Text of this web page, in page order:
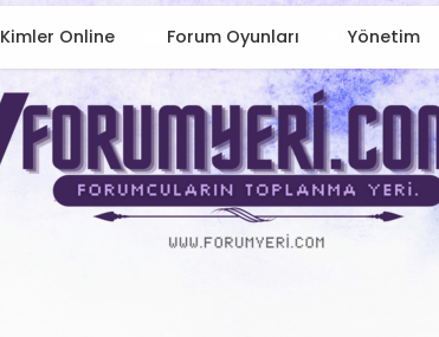
Kimler Online Forum Oyunları Yönetim